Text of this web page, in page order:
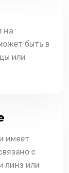
на
быть в
или
имеет
с
линз или